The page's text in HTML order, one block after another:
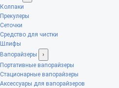
Колпаки
Прекулеры
Сеточки
Средство для чистки
Шлифы
Вапорайзеры
›
Портативные вапорайзеры
Стационарные вапорайзеры
Аксессуары для вапорайзеров